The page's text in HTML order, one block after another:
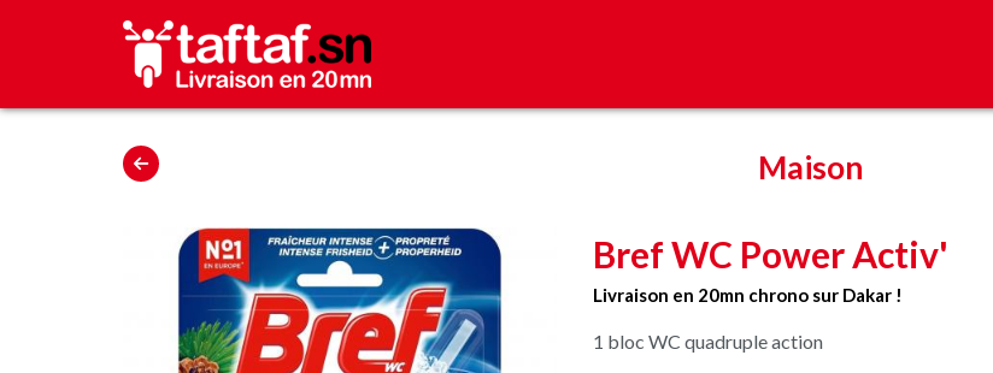
Maison
Bref WC Power Activ'
Livraison en 20mn chrono sur Dakar !
1 bloc WC quadruple action